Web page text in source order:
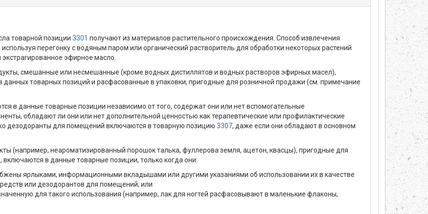
товарной позиции 3301 получают из материалов растительного происхождения. Способ извлечения
перегонку с водяным паром или органический растворитель для обработки некоторых растений
эфирное масло.
смешанные или несмешанные (кроме водных дистиллятов и водных растворов эфирных масел),
данных товарных позиций и расфасованные в упаковки, пригодные для розничной продажи (см. примечание
в данные товарные позиции независимо от того, содержат они или нет вспомогательные
обладают ли они или нет дополнительной ценностью как терапевтические или профилактические
дезодоранты для помещений включаются в товарную позицию 3307, даже если они обладают в основном
(например, неароматизированный порошок талька, фуллерова земля, ацетон, квасцы), пригодные для
в данные товарные позиции, только когда они:
ярлыками, информационными вкладышами или другими указаниями об использовании их в качестве
или дезодорантов для помещений; или
для такого использования (например, лак для ногтей расфасовывают в маленькие флаконы,